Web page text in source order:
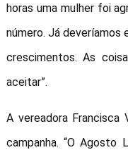
horas uma mulher foi
número. Já deveríamos
crescimentos. As
aceitar”.
A vereadora Francisca
campanha. “O